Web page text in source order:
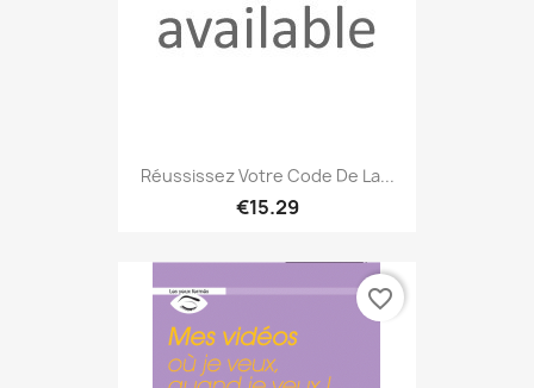
Réussissez Votre Code De La...
€15.29
favorite_border